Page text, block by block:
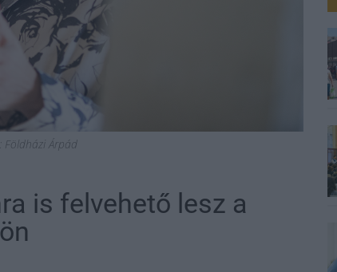
Földházi Árpád
is felvehető lesz a